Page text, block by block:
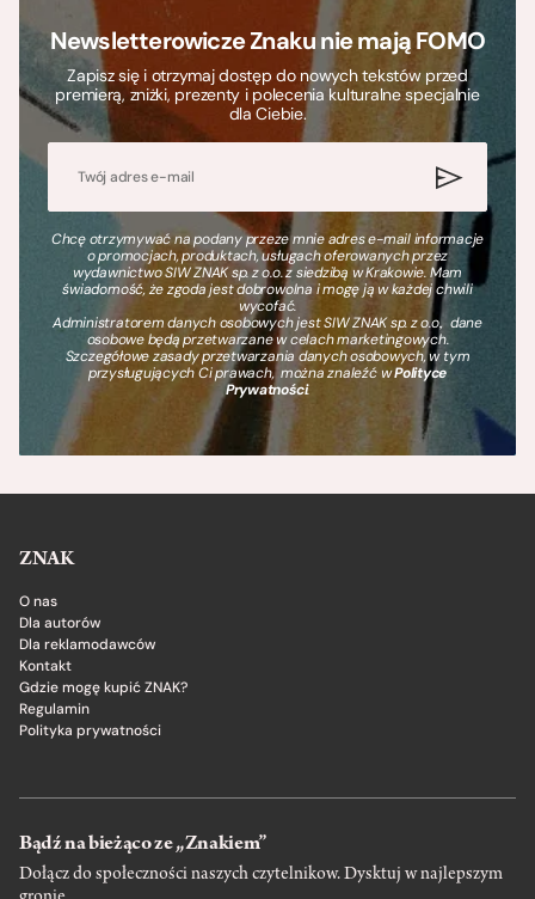
Newsletterowicze Znaku nie mają FOMO
Zapisz się i otrzymaj dostęp do nowych tekstów przed
premierą, zniżki, prezenty i polecenia kulturalne specjalnie
dla Ciebie.
Chcę otrzymywać na podany przeze mnie adres e-mail informacje
o promocjach, produktach, usługach oferowanych przez
wydawnictwo SIW ZNAK sp. z o.o. z siedzibą w Krakowie. Mam
świadomość, że zgoda jest dobrowolna i mogę ją w każdej chwili
wycofać.
Administratorem danych osobowych jest SIW ZNAK sp. z o.o., dane
osobowe będą przetwarzane w celach marketingowych.
Szczegółowe zasady przetwarzania danych osobowych, w tym
przysługujących Ci prawach, można znaleźć wPolityce
Prywatności.
ZNAK
O nas
Dla autorów
Dla reklamodawców
Kontakt
Gdzie mogę kupić ZNAK?
Regulamin
Polityka prywatności
Bądź na bieżąco ze „Znakiem”
Dołącz do społeczności naszych czytelnikow. Dysktuj w najlepszym